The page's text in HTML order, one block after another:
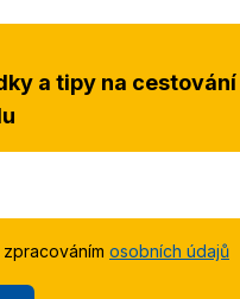
a tipy na
osobních údajů